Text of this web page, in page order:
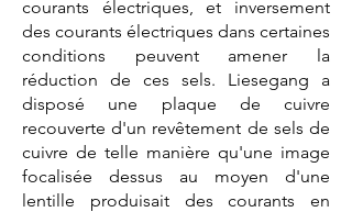
courants électriques, et inversement
des courants électriques dans certaines
conditions peuvent amener la
réduction de ces sels. Liesegang a
disposé une plaque de cuivre
recouverte d'un revêtement de sels de
cuivre de telle manière qu'une image
focalisée dessus au moyen d'une
lentille produisait des courants en